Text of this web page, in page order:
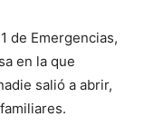
de Emergencias,
en la que
salió a abrir,